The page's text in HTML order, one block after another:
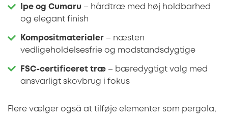
Ipe og Cumaru – hårdtræ med høj holdbarhed
og elegant finish
Kompositmaterialer – næsten
vedligeholdelsesfrie og modstandsdygtige
FSC-certificeret træ – bæredygtigt valg med
ansvarligt skovbrug i fokus
Flere vælger også at tilføje elementer som pergola,